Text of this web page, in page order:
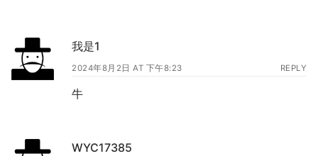
我是1
2024年8月2日 AT 下午8:23 REPLY
牛
WYC17385